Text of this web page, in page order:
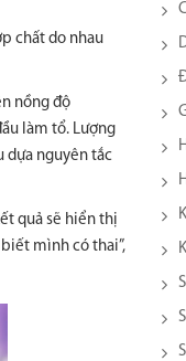
chất do nhau
nồng độ
làm tổ. Lượng
dựa nguyên tắc
quả sẽ hiển thị
mình có thai”,